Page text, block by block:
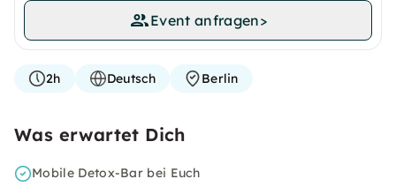
Event anfragen>
2h Deutsch Berlin
Was erwartet Dich
Mobile Detox-Bar bei Euch